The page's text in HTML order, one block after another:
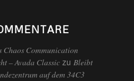
Chaos Communication
– Avada Classic zuBleibt
auf dem 34C3